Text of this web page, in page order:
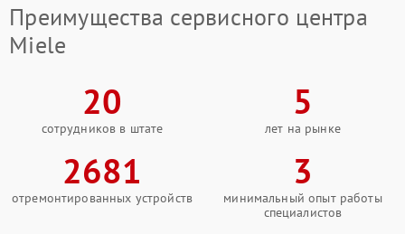
Преимущества сервисного центра
Miele
20
сотрудников в штате
5
лет на рынке
2681
отремонтированных устройств
3
минимальный опыт работы
специалистов